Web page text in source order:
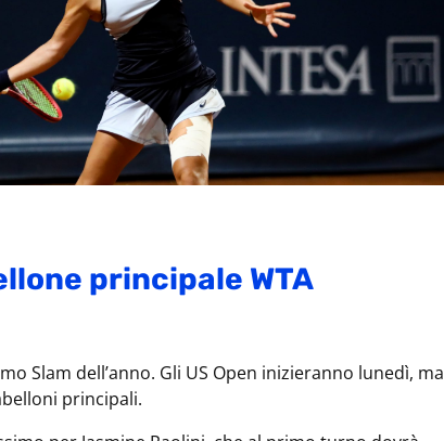
principale WTA
Slam dell’anno. Gli US Open inizieranno lunedì, ma
principali.